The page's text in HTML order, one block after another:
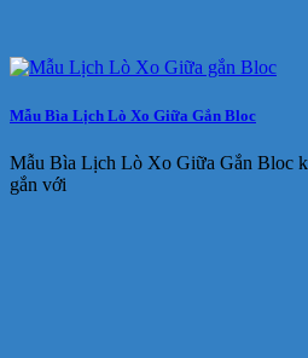
Mẫu Bìa Lịch Lò Xo Giữa Gắn Bloc
Mẫu Bìa Lịch Lò Xo Giữa Gắn Bloc
gắn với